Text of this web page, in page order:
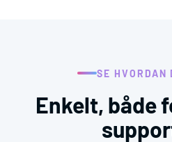
SE HVORDAN
Enkelt, både